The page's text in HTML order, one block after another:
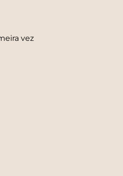
vez